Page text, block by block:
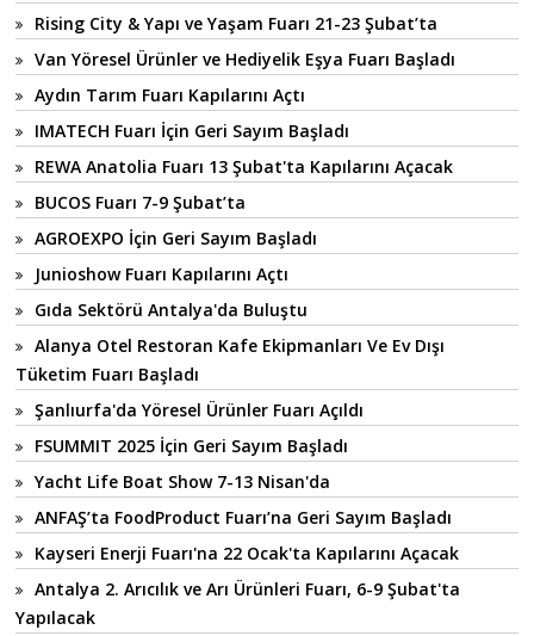
Rising City & Yapı ve Yaşam Fuarı 21-23 Şubat’ta
Van Yöresel Ürünler ve Hediyelik Eşya Fuarı Başladı
Aydın Tarım Fuarı Kapılarını Açtı
IMATECH Fuarı İçin Geri Sayım Başladı
REWA Anatolia Fuarı 13 Şubat'ta Kapılarını Açacak
BUCOS Fuarı 7-9 Şubat’ta
AGROEXPO İçin Geri Sayım Başladı
Junioshow Fuarı Kapılarını Açtı
Gıda Sektörü Antalya'da Buluştu
Alanya Otel Restoran Kafe Ekipmanları Ve Ev Dışı
Tüketim Fuarı Başladı
Şanlıurfa'da Yöresel Ürünler Fuarı Açıldı
FSUMMIT 2025 İçin Geri Sayım Başladı
Yacht Life Boat Show 7-13 Nisan'da
ANFAŞ’ta FoodProduct Fuarı’na Geri Sayım Başladı
Kayseri Enerji Fuarı'na 22 Ocak'ta Kapılarını Açacak
Antalya 2. Arıcılık ve Arı Ürünleri Fuarı, 6-9 Şubat'ta
Yapılacak